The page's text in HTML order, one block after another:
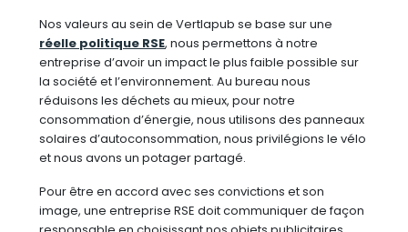
Nos valeurs au sein de Vertlapub se base sur une
réelle politique RSE, nous permettons à notre
entreprise d’avoir un impact le plus faible possible sur
la société et l’environnement. Au bureau nous
réduisons les déchets au mieux, pour notre
consommation d’énergie, nous utilisons des panneaux
solaires d’autoconsommation, nous privilégions le vélo
et nous avons un potager partagé.
Pour être en accord avec ses convictions et son
image, une entreprise RSE doit communiquer de façon